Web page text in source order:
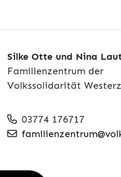
Silke Otte und Nina
Familienzentrum der
Volkssolidarität
03774 176717